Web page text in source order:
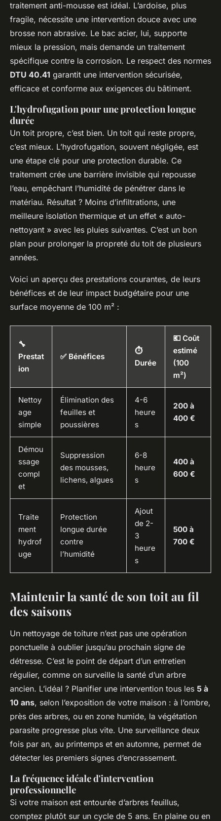
traitement anti-mousse est idéal. L’ardoise, plus
fragile, nécessite une intervention douce avec une
brosse non abrasive. Le bac acier, lui, supporte
mieux la pression, mais demande un traitement
spécifique contre la corrosion. Le respect des normes
DTU 40.41 garantit une intervention sécurisée,
efficace et conforme aux exigences du bâtiment.
L'hydrofugation pour une protection longue
durée
Un toit propre, c’est bien. Un toit qui reste propre,
c’est mieux. L’hydrofugation, souvent négligée, est
une étape clé pour une protection durable. Ce
traitement crée une barrière invisible qui repousse
l’eau, empêchant l’humidité de pénétrer dans le
matériau. Résultat ? Moins d’infiltrations, une
meilleure isolation thermique et un effet « auto-
nettoyant » avec les pluies suivantes. C’est un bon
plan pour prolonger la propreté du toit de plusieurs
années.
Voici un aperçu des prestations courantes, de leurs
bénéfices et de leur impact budgétaire pour une
surface moyenne de 100 m² :
🔧
Prestat
ion
✅ Bénéfices
⏱️
Durée
💶 Coût
estimé
(100
m²)
Nettoy
age
simple
Élimination des
feuilles et
poussières
4-6
heure
s
200 à
400 €
Démou
ssage
compl
et
Suppression
des mousses,
lichens, algues
6-8
heure
s
400 à
600 €
Traite
ment
hydrof
uge
Protection
longue durée
contre
l’humidité
Ajout
de 2-
3
heure
s
500 à
700 €
Maintenir la santé de son toit au fil
des saisons
Un nettoyage de toiture n’est pas une opération
ponctuelle à oublier jusqu’au prochain signe de
détresse. C’est le point de départ d’un entretien
régulier, comme on surveille la santé d’un arbre
ancien. L’idéal ? Planifier une intervention tous les 5 à
10 ans, selon l’exposition de votre maison : à l’ombre,
près des arbres, ou en zone humide, la végétation
parasite progresse plus vite. Une surveillance deux
fois par an, au printemps et en automne, permet de
détecter les premiers signes d’encrassement.
La fréquence idéale d'intervention
professionnelle
Si votre maison est entourée d’arbres feuillus,
comptez plutôt sur un cycle de 5 ans. En plaine ou en